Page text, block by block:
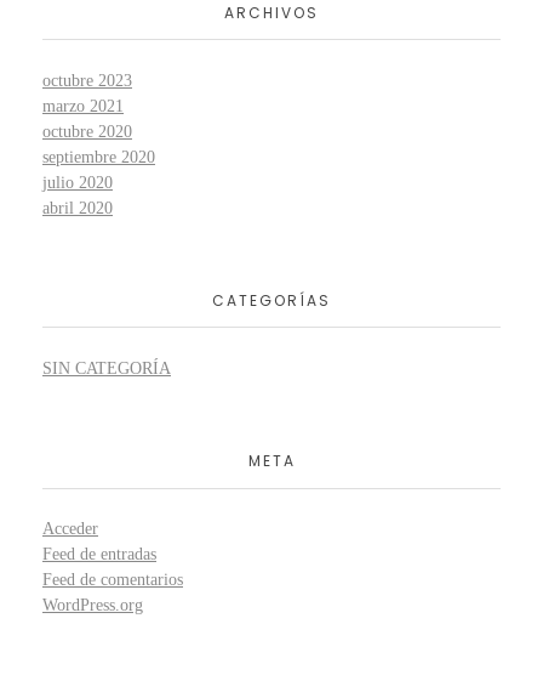
ARCHIVOS
octubre 2023
marzo 2021
octubre 2020
septiembre 2020
julio 2020
abril 2020
CATEGORÍAS
SIN CATEGORÍA
META
Acceder
Feed de entradas
Feed de comentarios
WordPress.org